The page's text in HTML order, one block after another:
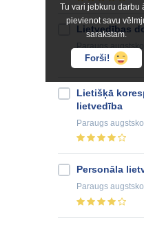
Tu vari jebkuru darbu
pievienot savu
sarakstam.
Forši!
Lietvedības
Paraugs
Lietišķā
lietvedība
Paraugs
Personāla
Paraugs